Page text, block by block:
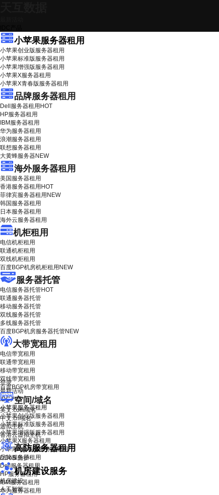
小苹果服务器租用
小苹果创业版服务器租用
小苹果标准版服务器租用
小苹果增强版服务器租用
小苹果X服务器租用
小苹果X青春版服务器租用
品牌服务器租用
Dell服务器租用 HOT
HP服务器租用
IBM服务器租用
华为服务器租用
浪潮服务器租用
联想服务器租用
大黄蜂服务器NEW
海外服务器租用
美国服务器租用
香港服务器租用 HOT
菲律宾服务器租用 NEW
韩国服务器租用
日本服务器租用
海外云服务器租用
机柜租用
电信机柜租用
联通机柜租用
双线机柜租用
百度BGP机房机柜租用 NEW
服务器托管
电信服务器托管HOT
联通服务器托管
移动服务器托管
双线服务器托管
多线服务器托管
百度BGP机房服务器托管NEW
大带宽租用
电信带宽租用
联通带宽租用
移动带宽租用
双线带宽租用
百度BGP机房带宽租用
空间/域名
英文.com域名
中文.cn域名
虚拟主机
香港云虚拟主机
高防服务器租用
DDoS 防护
机房建设服务
机房建设
人工智能
登录
最新活动
IDC产品
小苹果服务器租用
小苹果创业版服务器租用
小苹果标准版服务器租用
小苹果增强版服务器租用
小苹果X服务器租用
小苹果X青春版服务器租用
品牌服务器租用
Dell服务器租用
HP服务器租用
IBM服务器租用
华为服务器租用